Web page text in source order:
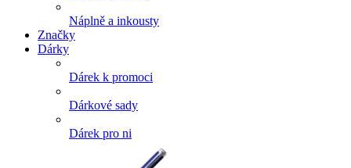
Náplně a inkousty
Značky
Dárky
Dárek k promoci
Dárkové sady
Dárek pro ni